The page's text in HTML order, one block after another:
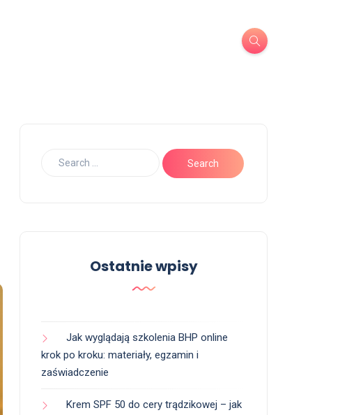
Ostatnie wpisy
Jak wyglądają szkolenia BHP online
krok po kroku: materiały, egzamin i
zaświadczenie
Krem SPF 50 do cery trądzikowej – jak